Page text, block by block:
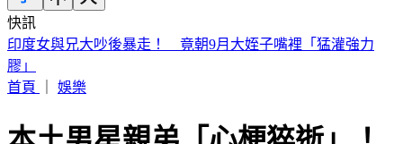
快訊
別只看台積電！ 外媒點名「2檔AI設備股」快上車
首頁
本土男星親弟「心梗猝逝」！